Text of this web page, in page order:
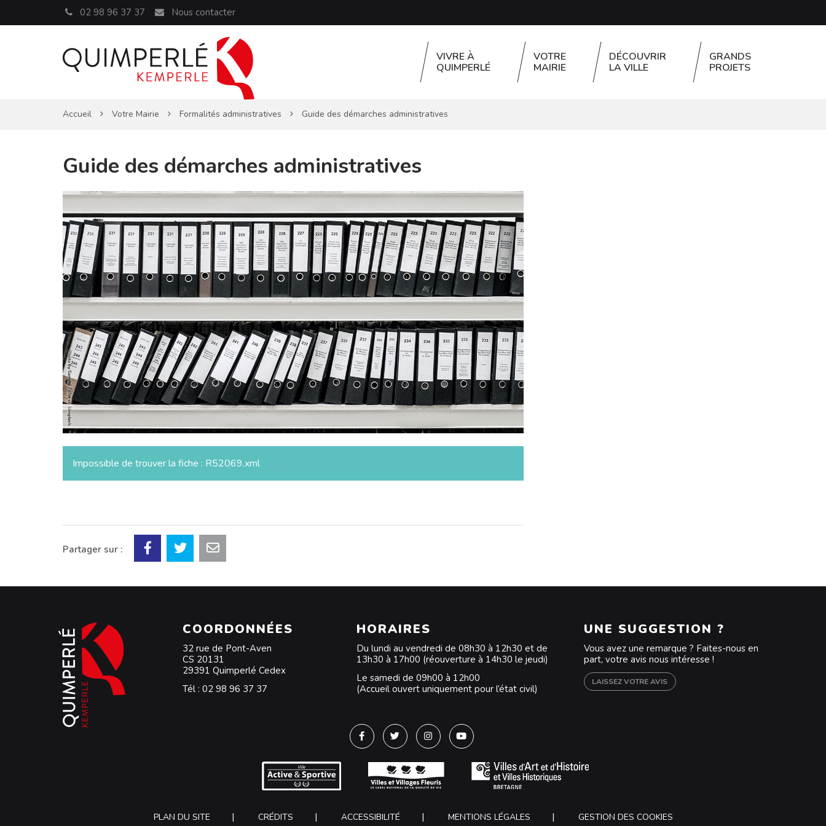
02 98 96 37 37 Nous contacter
VIVRE À
QUIMPERLÉ
VOTRE
MAIRIE
DÉCOUVRIR
LA VILLE
GRANDS
PROJETS
Accueil Votre Mairie Formalités administratives Guide des démarches administratives
Guide des démarches administratives
Impossible de trouver la fiche : R52069.xml
Partager sur :
COORDONNÉES
32 rue de Pont-Aven
CS 20131
29391 Quimperlé Cedex
Tél : 02 98 96 37 37
HORAIRES
Du lundi au vendredi de 08h30 à 12h30 et de
13h30 à 17h00 (réouverture à 14h30 le jeudi)
Le samedi de 09h00 à 12h00
(Accueil ouvert uniquement pour l’état civil)
UNE SUGGESTION ?
Vous avez une remarque ? Faites-nous en
part, votre avis nous intéresse !
LAISSEZ VOTRE AVIS
Lien vers le compte Facebook
Lien vers le compte Twitter
Lien vers le compte Instagram
Lien vers la chaîne Youtube
PLAN DU SITE CRÉDITS ACCESSIBILITÉ MENTIONS LÉGALES GESTION DES COOKIES